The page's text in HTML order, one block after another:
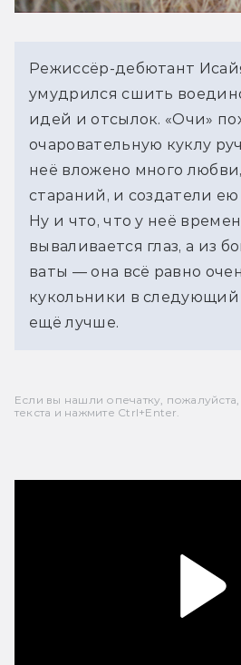
Режиссёр-дебютант
умудрился сшить
идей и отсылок. «Очи»
очаровательную куклу
неё вложено много
стараний, и создатели ею
Ну и что, что у неё
вываливается глаз, а из
ваты — она всё равно
кукольники в следующий
ещё лучше.
Если вы нашли опечатку,
текста и нажмите Ctrl+Enter.